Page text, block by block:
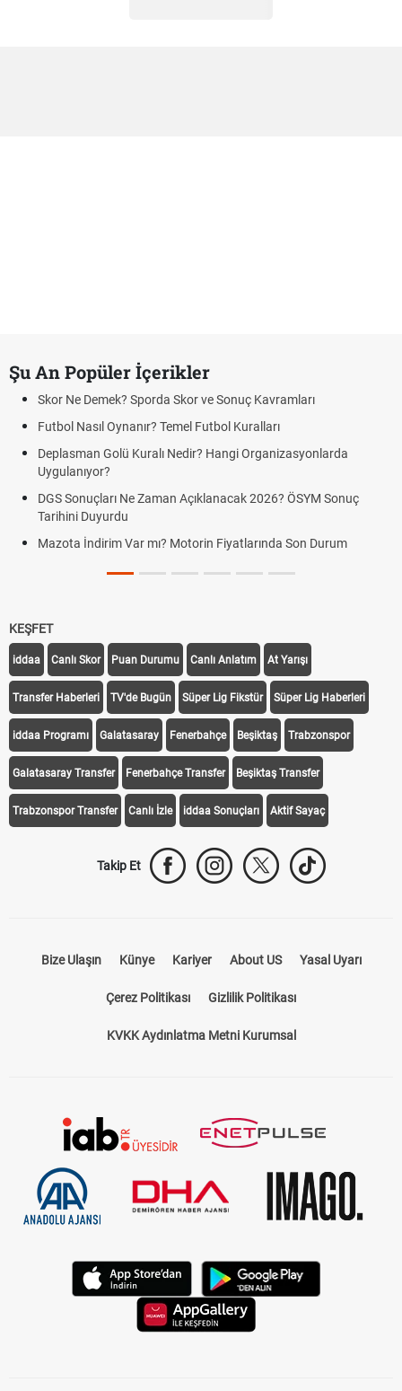
Şu An Popüler İçerikler
Skor Ne Demek? Sporda Skor ve Sonuç Kavramları
Futbol Nasıl Oynanır? Temel Futbol Kuralları
Deplasman Golü Kuralı Nedir? Hangi Organizasyonlarda
Uygulanıyor?
DGS Sonuçları Ne Zaman Açıklanacak 2026? ÖSYM Sonuç
Tarihini Duyurdu
Mazota İndirim Var mı? Motorin Fiyatlarında Son Durum
KEŞFET
iddaa Canlı Skor Puan Durumu Canlı Anlatım At Yarışı
Transfer Haberleri TV'de Bugün Süper Lig Fikstür Süper Lig Haberleri
iddaa Programı Galatasaray Fenerbahçe Beşiktaş Trabzonspor
Galatasaray Transfer Fenerbahçe Transfer Beşiktaş Transfer
Trabzonspor Transfer Canlı İzle iddaa Sonuçları Aktif Sayaç
Takip Et
Bize Ulaşın Künye Kariyer About US Yasal Uyarı
Çerez Politikası Gizlilik Politikası
KVKK Aydınlatma Metni Kurumsal